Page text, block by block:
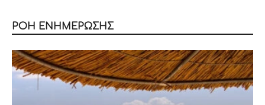
ΡΟΗ ΕΝΗΜΕΡΩΣΗΣ